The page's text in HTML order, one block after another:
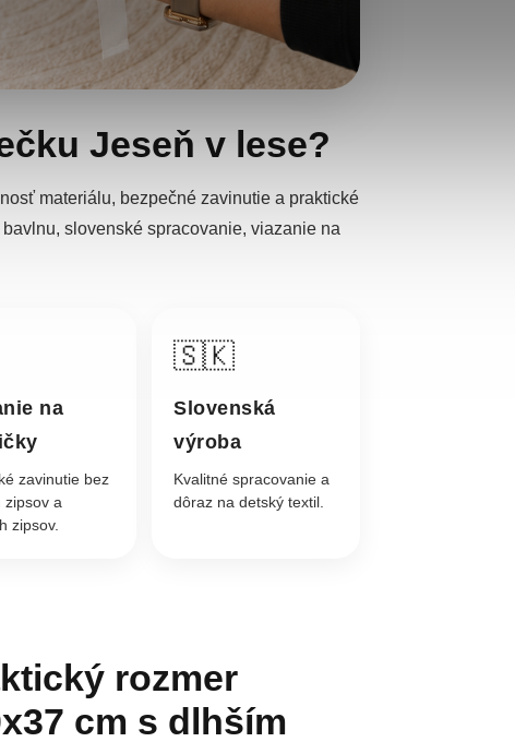
Jeseň v lese?
materiálu, bezpečné zavinutie a praktické
slovenské spracovanie, viazanie na
na
zavinutie bez
zipsov a
zipsov.
🇸🇰
Slovenská
výroba
Kvalitné spracovanie a
dôraz na detský textil.
rozmer
cm s dlhším